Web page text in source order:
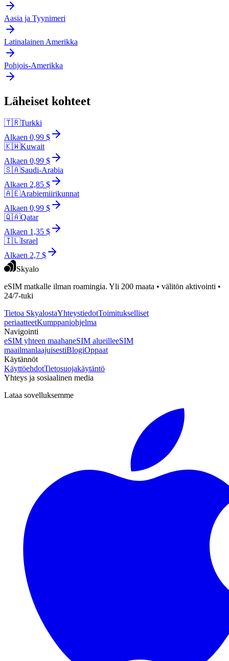
Aasia ja Tyynimeri
Latinalainen Amerikka
Pohjois-Amerikka
Läheiset kohteet
🇹🇷Turkki
Alkaen 0,99 $
🇰🇼Kuwait
Alkaen 0,99 $
🇸🇦Saudi-Arabia
Alkaen 2,85 $
🇦🇪Arabiemiirikunnat
Alkaen 0,99 $
🇶🇦Qatar
Alkaen 1,35 $
🇮🇱Israel
Alkaen 2,7 $
Skyalo
eSIM matkalle ilman roamingia. Yli 200 maata • välitön aktivointi •
24/7-tuki
Tietoa SkyalostaYhteystiedotToimitukselliset
periaatteetKumppaniohjelma
Navigointi
eSIM yhteen maahaneSIM alueilleeSIM
maailmanlaajuisestiBlogiOppaat
Käytännöt
KäyttöehdotTietosuojakäytäntö
Yhteys ja sosiaalinen media
Lataa sovelluksemme